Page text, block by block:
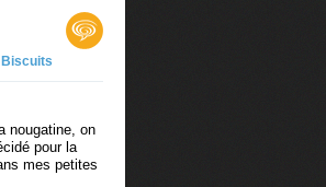
Biscuits
nougatine, on
pour la
mes petites